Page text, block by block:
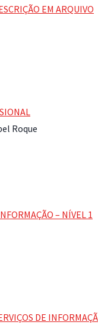
EM ARQUIVO
Roque
– NÍVEL 1
DE